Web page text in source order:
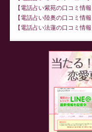
電話占い紫苑の口コミ情報
電話占い陸奥の口コミ情報
電話占い法蓮の口コミ情報